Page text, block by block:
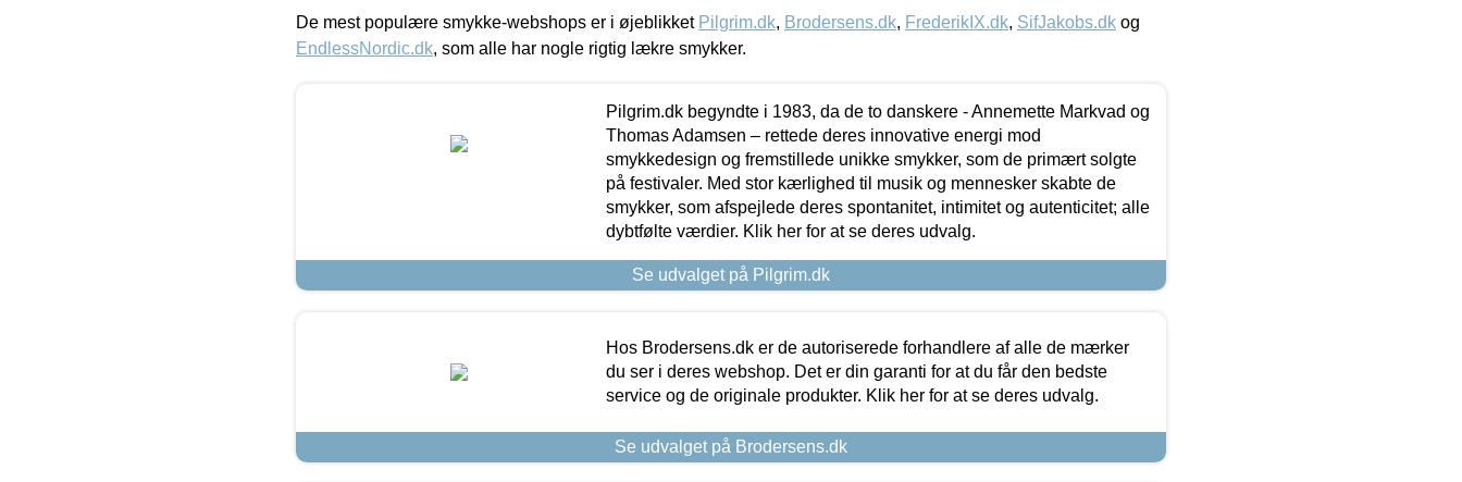
De mest populære smykke-webshops er i øjeblikket Pilgrim.dk, Brodersens.dk, FrederikIX.dk, SifJakobs.dk og
EndlessNordic.dk, som alle har nogle rigtig lækre smykker.
Pilgrim.dk begyndte i 1983, da de to danskere - Annemette Markvad og
Thomas Adamsen – rettede deres innovative energi mod
smykkedesign og fremstillede unikke smykker, som de primært solgte
på festivaler. Med stor kærlighed til musik og mennesker skabte de
smykker, som afspejlede deres spontanitet, intimitet og autenticitet; alle
dybtfølte værdier. Klik her for at se deres udvalg.
Se udvalget på Pilgrim.dk
Hos Brodersens.dk er de autoriserede forhandlere af alle de mærker
du ser i deres webshop. Det er din garanti for at du får den bedste
service og de originale produkter. Klik her for at se deres udvalg.
Se udvalget på Brodersens.dk